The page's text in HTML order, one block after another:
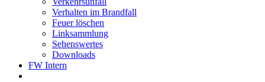
Verhalten im Brandfall
Feuer löschen
Linksammlung
Sehenswertes
Downloads
FW Intern